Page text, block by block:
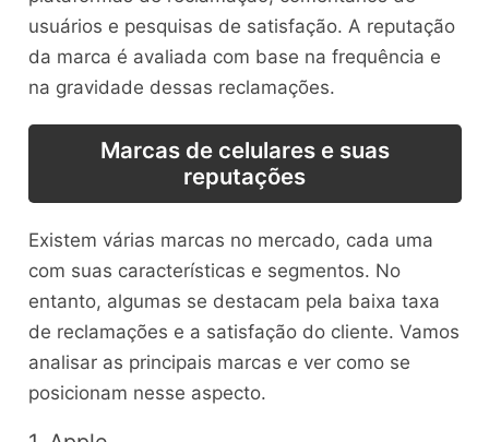
usuários e pesquisas de satisfação. A reputação
da marca é avaliada com base na frequência e
na gravidade dessas reclamações.
Marcas de celulares e suas
reputações
Existem várias marcas no mercado, cada uma
com suas características e segmentos. No
entanto, algumas se destacam pela baixa taxa
de reclamações e a satisfação do cliente. Vamos
analisar as principais marcas e ver como se
posicionam nesse aspecto.